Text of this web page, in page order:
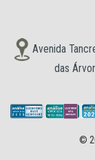
Avenida
das
©